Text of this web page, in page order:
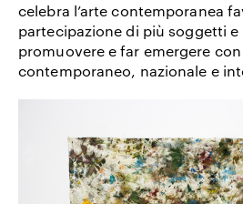
celebra l’arte contemporanea
partecipazione di più soggetti
promuovere e far emergere
contemporaneo, nazionale e